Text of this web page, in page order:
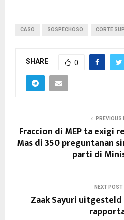
CASO SOSPECHOSO CORTE
SHARE 0
PREVIOUS
Fraccion di MEP ta exigi
Mas di 350 preguntanan
parti di
NEXT POST
Zaak Sayuri